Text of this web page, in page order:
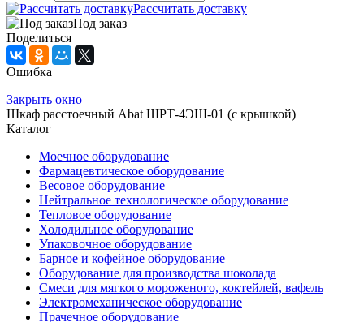
Рассчитать доставку
Под заказ
Поделиться
Ошибка
Закрыть окно
Шкаф расстоечный Abat ШРТ-4ЭШ-01 (с крышкой)
Каталог
Моечное оборудование
Фармацевтическое оборудование
Весовое оборудование
Нейтральное технологическое оборудование
Тепловое оборудование
Холодильное оборудование
Упаковочное оборудование
Барное и кофейное оборудование
Оборудование для производства шоколада
Смеси для мягкого мороженого, коктейлей, вафель
Электромеханическое оборудование
Прачечное оборудование